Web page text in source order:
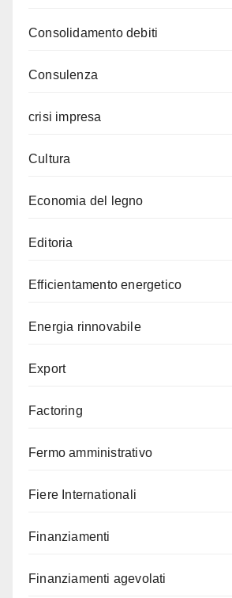
Consolidamento debiti
Consulenza
crisi impresa
Cultura
Economia del legno
Editoria
Efficientamento energetico
Energia rinnovabile
Export
Factoring
Fermo amministrativo
Fiere Internationali
Finanziamenti
Finanziamenti agevolati